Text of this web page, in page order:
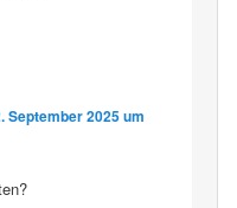
September 2025 um